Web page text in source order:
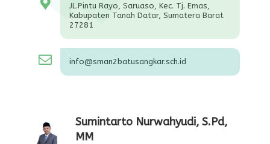
JL.Pintu Rayo, Saruaso, Kec. Tj. Emas,
Kabupaten Tanah Datar, Sumatera Barat
27281
info@sman2batusangkar.sch.id
Sumintarto Nurwahyudi, S.Pd,
MM